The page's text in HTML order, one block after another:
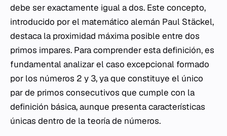
debe ser exactamente igual a dos. Este concepto,
introducido por el matemático alemán Paul Stäckel,
destaca la proximidad máxima posible entre dos
primos impares. Para comprender esta definición, es
fundamental analizar el caso excepcional formado
por los números 2 y 3, ya que constituye el único
par de primos consecutivos que cumple con la
definición básica, aunque presenta características
únicas dentro de la teoría de números.